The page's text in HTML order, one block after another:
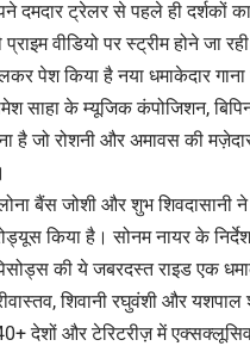
दमदार ट्रेलर से पहले ही दर्शकों
प्राइम वीडियो पर स्ट्रीम होने जा
पेश किया है नया धमाकेदार
साहा के म्यूजिक कंपोजिशन,
है जो रोशनी और अमावस की
बैंस जोशी और शुभ शिवदासानी
किया है। सोनम नायर के
की ये जबरदस्त राइड एक
शिवानी रघुवंशी और यशपाल
देशों और टेरिटरीज़ में